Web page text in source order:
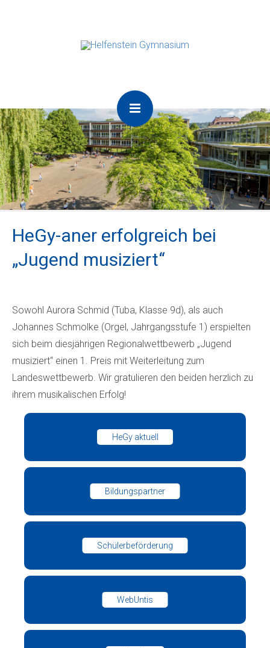
HeGy-aner erfolgreich bei
„Jugend musiziert“
Sowohl Aurora Schmid (Tuba, Klasse 9d), als auch
Johannes Schmolke (Orgel, Jahrgangsstufe 1) erspielten
sich beim diesjährigen Regionalwettbewerb „Jugend
musiziert“ einen 1. Preis mit Weiterleitung zum
Landeswettbewerb. Wir gratulieren den beiden herzlich zu
ihrem musikalischen Erfolg!
HeGy aktuell
Bildungspartner
Schülerbeförderung
WebUntis